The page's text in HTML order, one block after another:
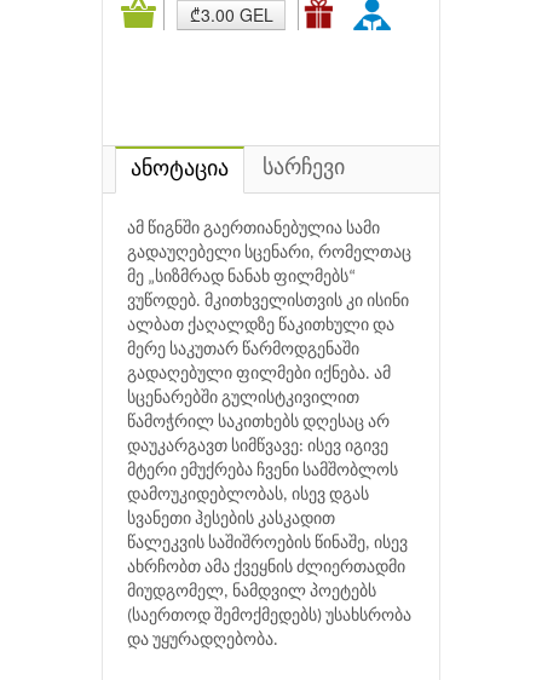
₾3.00 GEL
ანოტაცია სარჩევი
ამ წიგნში გაერთიანებულია სამი
გადაუღებელი სცენარი, რომელთაც
მე „სიზმრად ნანახ ფილმებს“
ვუწოდებ. მკითხველისთვის კი ისინი
ალბათ ქაღალდზე წაკითხული და
მერე საკუთარ წარმოდგენაში
გადაღებული ფილმები იქნება. ამ
სცენარებში გულისტკივილით
წამოჭრილ საკითხებს დღესაც არ
დაუკარგავთ სიმწვავე: ისევ იგივე
მტერი ემუქრება ჩვენი სამშობლოს
დამოუკიდებლობას, ისევ დგას
სვანეთი ჰესების კასკადით
წალეკვის საშიშროების წინაშე, ისევ
ახრჩობთ ამა ქვეყნის ძლიერთადმი
მიუდგომელ, ნამდვილ პოეტებს
(საერთოდ შემოქმედებს) უსახსრობა
და უყურადღებობა.